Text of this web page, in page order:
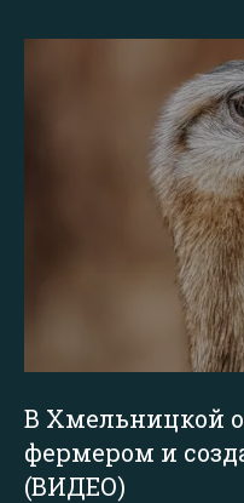
В Хмельницкой
фермером и
(ВИДЕО)